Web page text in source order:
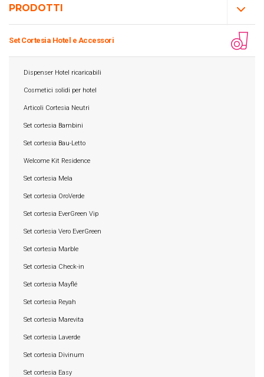
PRODOTTI
Set Cortesia Hotel e Accessori
Dispenser Hotel ricaricabili
Cosmetici solidi per hotel
Articoli Cortesia Neutri
Set cortesia Bambini
Set cortesia Bau-Letto
Welcome Kit Residence
Set cortesia Mela
Set cortesia OroVerde
Set cortesia EverGreen Vip
Set cortesia Vero EverGreen
Set cortesia Marble
Set cortesia Check-in
Set cortesia Mayflé
Set cortesia Reyah
Set cortesia Marevita
Set cortesia Laverde
Set cortesia Divinum
Set cortesia Easy